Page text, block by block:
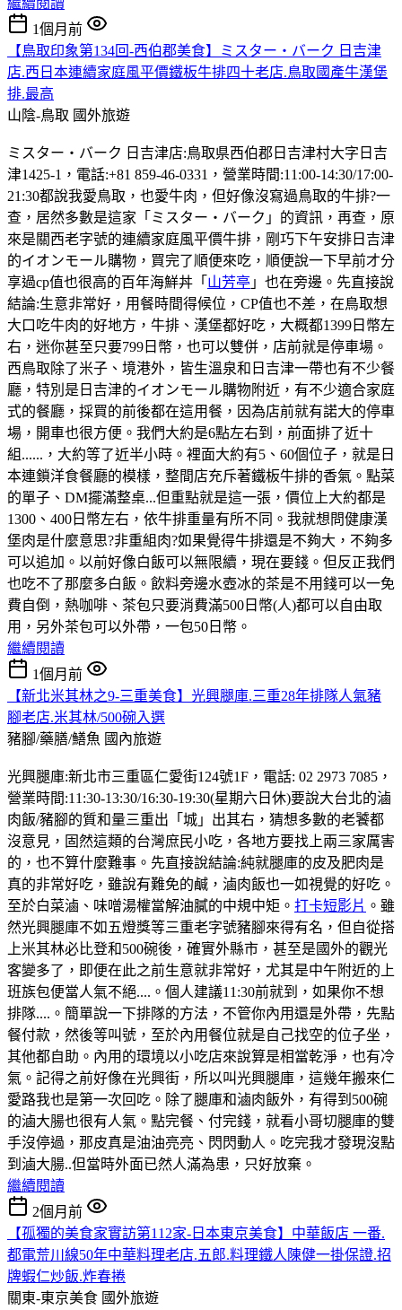
1個月前
【鳥取印象第134回-西伯郡美食】ミスター・バーク 日吉津
店.西日本連續家庭風平價鐵板牛排四十老店.鳥取國產牛漢堡
排.最高
山陰-鳥取 國外旅遊
ミスター・バーク 日吉津店:鳥取県西伯郡日吉津村大字日吉
津1425-1，電話:+81 859-46-0331，營業時間:11:00-14:30/17:00-
21:30都說我愛鳥取，也愛牛肉，但好像沒寫過鳥取的牛排?一
查，居然多數是這家「ミスター・バーク」的資訊，再查，原
來是關西老字號的連續家庭風平價牛排，剛巧下午安排日吉津
的イオンモール購物，買完了順便來吃，順便說一下早前才分
享過cp值也很高的百年海鮮丼「 山芳亭 」也在旁邊。先直接說
結論:生意非常好，用餐時間得候位，CP值也不差，在鳥取想
大口吃牛肉的好地方，牛排、漢堡都好吃，大概都1399日幣左
右，迷你甚至只要799日幣，也可以雙併，店前就是停車場。
西鳥取除了米子、境港外，皆生溫泉和日吉津一帶也有不少餐
廳，特別是日吉津的イオンモール購物附近，有不少適合家庭
式的餐廳，採買的前後都在這用餐，因為店前就有諾大的停車
場，開車也很方便。我們大約是6點左右到，前面排了近十
組......，大約等了近半小時。裡面大約有5、60個位子，就是日
本連鎖洋食餐廳的模樣，整間店充斥著鐵板牛排的香氣。點菜
的單子、DM擺滿整桌...但重點就是這一張，價位上大約都是
1300、400日幣左右，依牛排重量有所不同。我就想問健康漢
堡肉是什麼意思?非重組肉?如果覺得牛排還是不夠大，不夠多
可以追加。以前好像白飯可以無限續，現在要錢。但反正我們
也吃不了那麼多白飯。飲料旁邊水壺冰的茶是不用錢可以一免
費自倒，熱咖啡、茶包只要消費滿500日幣(人)都可以自由取
用，另外茶包可以外帶，一包50日幣。
繼續閱讀
1個月前
【新北米其林之9-三重美食】光興腿庫.三重28年排隊人氣豬
腳老店.米其林/500碗入選
豬腳/藥膳/鱔魚 國內旅遊
光興腿庫:新北市三重區仁愛街124號1F，電話: 02 2973 7085，
營業時間:11:30-13:30/16:30-19:30(星期六日休)要說大台北的滷
肉飯/豬腳的質和量三重出「城」出其右，猜想多數的老饕都
沒意見，固然這類的台灣庶民小吃，各地方要找上兩三家厲害
的，也不算什麼難事。先直接說結論:純就腿庫的皮及肥肉是
真的非常好吃，雖說有難免的鹹，滷肉飯也一如視覺的好吃。
至於白菜滷、味噌湯權當解油膩的中規中矩。 打卡短影片 。雖
然光興腿庫不如五燈獎等三重老字號豬腳來得有名，但自從搭
上米其林必比登和500碗後，確實外縣市，甚至是國外的觀光
客變多了，即便在此之前生意就非常好，尤其是中午附近的上
班族包便當人氣不絕....。個人建議11:30前就到，如果你不想
排隊....。簡單說一下排隊的方法，不管你內用還是外帶，先點
餐付款，然後等叫號，至於內用餐位就是自己找空的位子坐，
其他都自助。內用的環境以小吃店來說算是相當乾淨，也有冷
氣。記得之前好像在光興街，所以叫光興腿庫，這幾年搬來仁
愛路我也是第一次回吃。除了腿庫和滷肉飯外，有得到500碗
的滷大腸也很有人氣。點完餐、付完錢，就看小哥切腿庫的雙
手沒停過，那皮真是油油亮亮、閃閃動人。吃完我才發現沒點
到滷大腸..但當時外面已然人滿為患，只好放棄。
繼續閱讀
2個月前
【孤獨的美食家實訪第112家-日本東京美食】中華飯店 一番.
都電荒川線50年中華料理老店.五郎.料理鐵人陳健一掛保證.招
牌蝦仁炒飯.炸春捲
關東-東京美食 國外旅遊